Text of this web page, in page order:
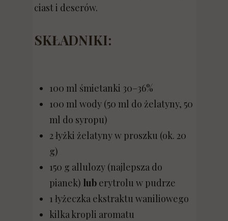
ciast i deserów.
SKŁADNIKI:
100 ml śmietanki 30–36%
100 ml wody (50 ml do żelatyny, 50
ml do syropu)
2 łyżki żelatyny w proszku (ok. 20
g)
150 g allulozy (najlepsza do
pianek) lub erytrolu w pudrze
1 łyżeczka ekstraktu waniliowego
kilka kropli aromatu